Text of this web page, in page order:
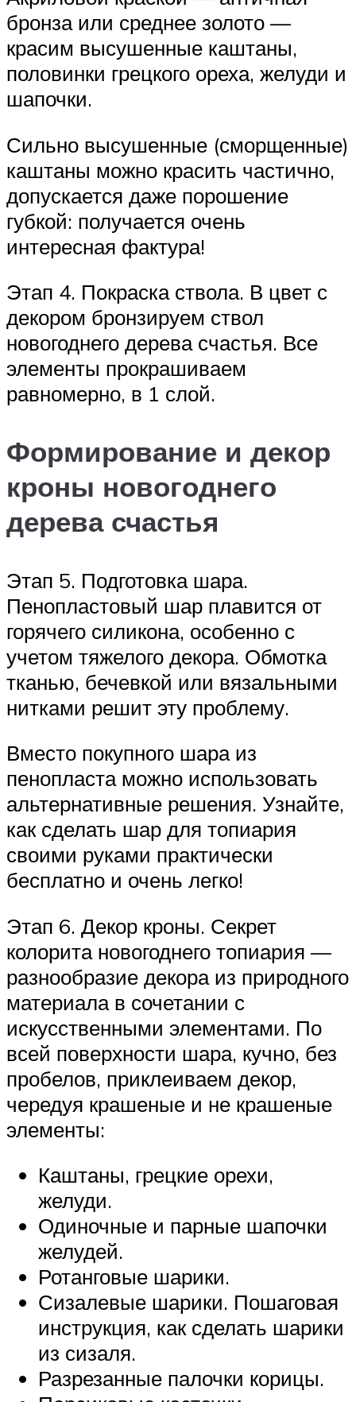
бронза или среднее золото —
красим высушенные каштаны,
половинки грецкого ореха, желуди и
шапочки.
Сильно высушенные (сморщенные)
каштаны можно красить частично,
допускается даже порошение
губкой: получается очень
интересная фактура!
Этап 4. Покраска ствола. В цвет с
декором бронзируем ствол
новогоднего дерева счастья. Все
элементы прокрашиваем
равномерно, в 1 слой.
Формирование и декор
кроны новогоднего
дерева счастья
Этап 5. Подготовка шара.
Пенопластовый шар плавится от
горячего силикона, особенно с
учетом тяжелого декора. Обмотка
тканью, бечевкой или вязальными
нитками решит эту проблему.
Вместо покупного шара из
пенопласта можно использовать
альтернативные решения. Узнайте,
как сделать шар для топиария
своими руками практически
бесплатно и очень легко!
Этап 6. Декор кроны. Секрет
колорита новогоднего топиария —
разнообразие декора из природного
материала в сочетании с
искусственными элементами. По
всей поверхности шара, кучно, без
пробелов, приклеиваем декор,
чередуя крашеные и не крашеные
элементы:
Каштаны, грецкие орехи,
желуди.
Одиночные и парные шапочки
желудей.
Ротанговые шарики.
Сизалевые шарики. Пошаговая
инструкция, как сделать шарики
из сизаля.
Разрезанные палочки корицы.